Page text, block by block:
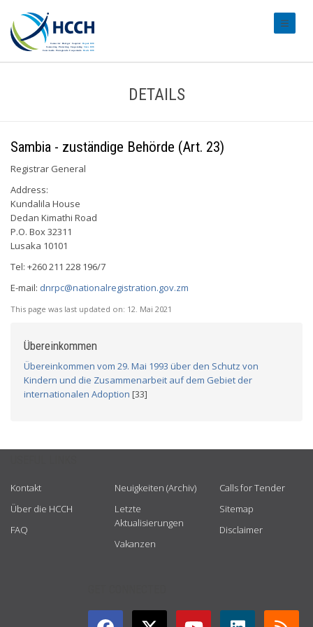
DETAILS
Sambia - zuständige Behörde (Art. 23)
Registrar General
Address:
Kundalila House
Dedan Kimathi Road
P.O. Box 32311
Lusaka 10101
Tel: +260 211 228 196/7
E-mail: dnrpc@nationalregistration.gov.zm
This page was last updated on: 12. Mai 2021
Übereinkommen
Übereinkommen vom 29. Mai 1993 über den Schutz von
Kindern und die Zusammenarbeit auf dem Gebiet der
internationalen Adoption [33]
Kontakt
Über die HCCH
FAQ
Neuigkeiten (Archiv)
Letzte
Aktualisierungen
Vakanzen
Calls for Tender
Sitemap
Disclaimer